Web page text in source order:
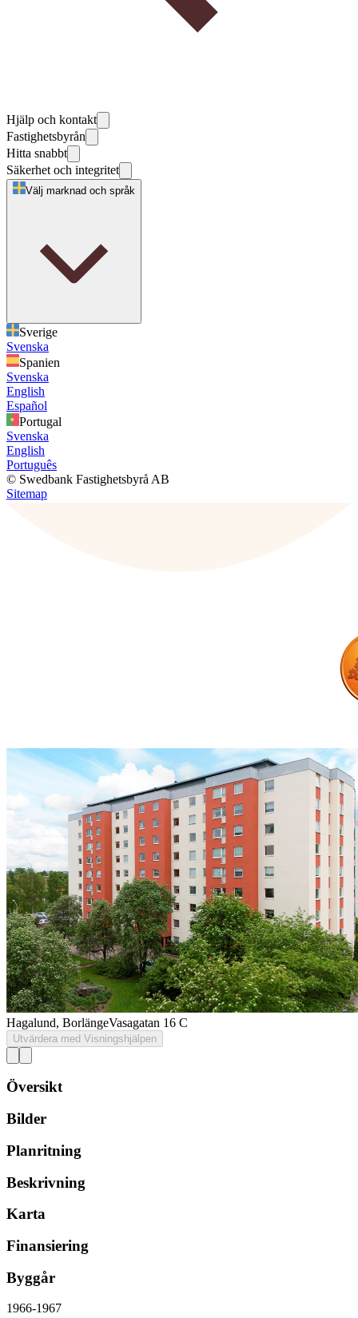
Hjälp och kontakt
Fastighetsbyrån
Hitta snabbt
Säkerhet och integritet
Välj marknad och språk
Sverige
Svenska
Spanien
Svenska
English
Español
Portugal
Svenska
English
Português
© Swedbank Fastighetsbyrå AB
Sitemap
Hagalund, BorlängeVasagatan 16 C
Utvärdera med Visningshjälpen
Översikt
Bilder
Planritning
Beskrivning
Karta
Finansiering
Byggår
1966-1967